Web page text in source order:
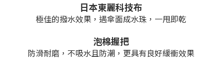
日本東麗科技布
極佳的撥水效果，遇傘面成水珠，一甩即乾
泡棉握把
防滑耐磨，不吸水且防潮，更具有良好緩衝效果